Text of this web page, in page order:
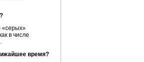
«серых»
в числе
время?